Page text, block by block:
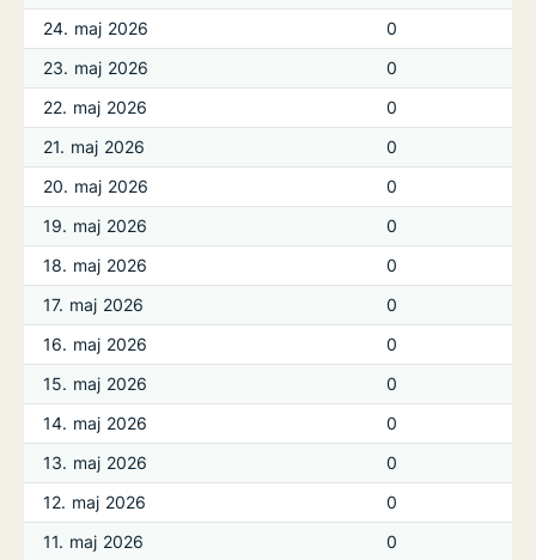
24. maj 2026
0
23. maj 2026
0
22. maj 2026
0
21. maj 2026
0
20. maj 2026
0
19. maj 2026
0
18. maj 2026
0
17. maj 2026
0
16. maj 2026
0
15. maj 2026
0
14. maj 2026
0
13. maj 2026
0
12. maj 2026
0
11. maj 2026
0